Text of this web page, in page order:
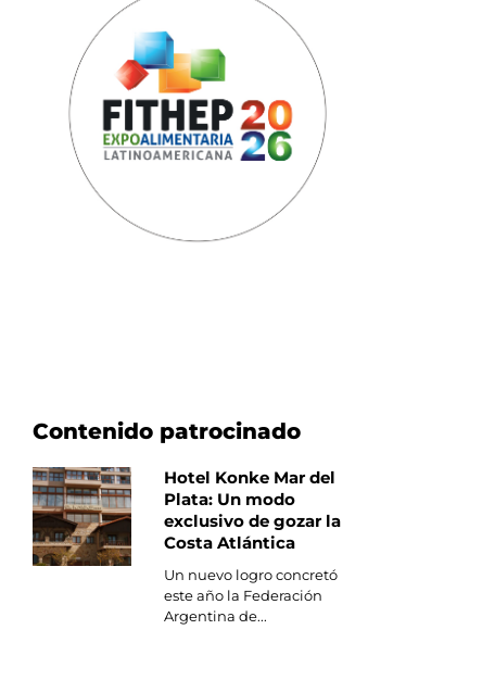
Contenido patrocinado
Hotel Konke Mar del
Plata: Un modo
exclusivo de gozar la
Costa Atlántica
Un nuevo logro concretó
este año la Federación
Argentina de...